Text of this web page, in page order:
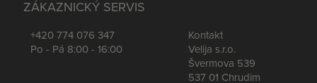
ZÁKAZNICKÝ SERVIS
+420 774 076 347
Po - Pá 8:00 - 16:00
Kontakt
Velija s.r.o.
Švermova 539
537 01 Chrudim